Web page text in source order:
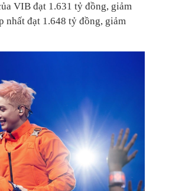
VIB đạt 1.631 tỷ đồng, giảm
nhất đạt 1.648 tỷ đồng, giảm